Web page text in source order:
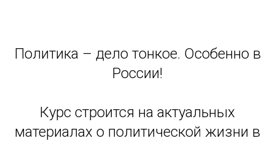
Политика – дело тонкое. Особенно в
России!
Курс строится на актуальных
материалах о политической жизни в